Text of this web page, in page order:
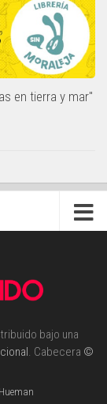
en tierra y mar"
bajo una
. Cabecera ©